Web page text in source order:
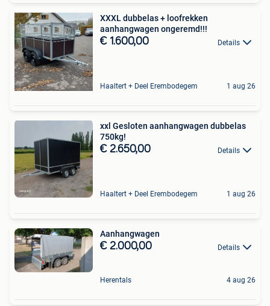
XXXL dubbelas + loofrekken
aanhangwagen ongeremd!!!
€ 1.600,00 Details
Haaltert + Deel Erembodegem 1 aug 26
xxl Gesloten aanhangwagen dubbelas
750kg!
€ 2.650,00 Details
Haaltert + Deel Erembodegem 1 aug 26
Aanhangwagen
€ 2.000,00 Details
Herentals 4 aug 26